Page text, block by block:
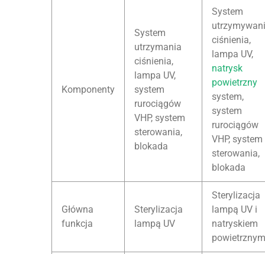
Komponenty
System
utrzymania
ciśnienia,
lampa UV,
system
rurociągów
VHP, system
sterowania,
blokada
System
ciśnienia,
lampa UV,
natrysk
powietrzny
system,
system
rurociągów
VHP, system
sterowania,
blokada
Główna
funkcja
Sterylizacja
lampą UV
Sterylizacja
lampą UV i
natryskiem